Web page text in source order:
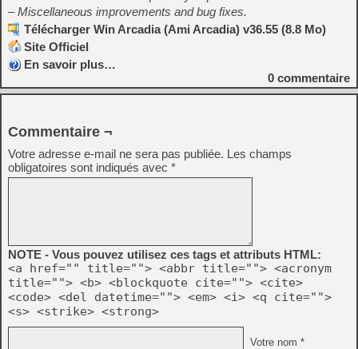
– Miscellaneous improvements and bug fixes.
Télécharger Win Arcadia (Ami Arcadia) v36.55 (8.8 Mo)
Site Officiel
En savoir plus…
0 commentaire
Commentaire ¬
Votre adresse e-mail ne sera pas publiée. Les champs
obligatoires sont indiqués avec *
NOTE - Vous pouvez utilisez ces tags et attributs HTML:
<a href="" title=""> <abbr title=""> <acronym
title=""> <b> <blockquote cite=""> <cite>
<code> <del datetime=""> <em> <i> <q cite="">
<s> <strike> <strong>
Votre nom *